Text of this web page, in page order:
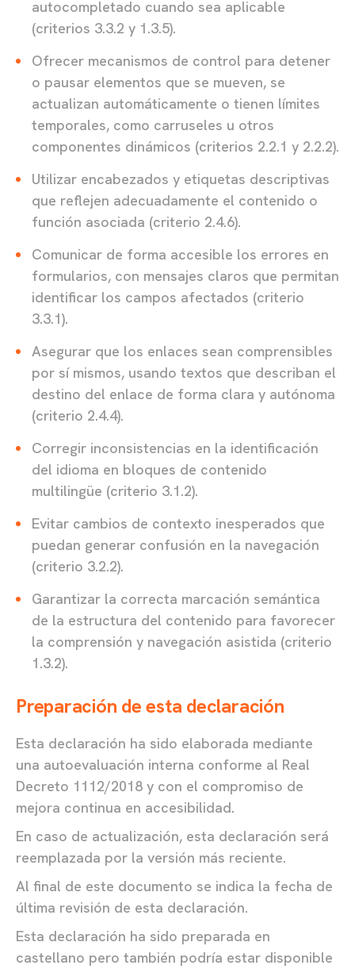
autocompletado cuando sea aplicable
(criterios 3.3.2 y 1.3.5).
Ofrecer mecanismos de control para detener
o pausar elementos que se mueven, se
actualizan automáticamente o tienen límites
temporales, como carruseles u otros
componentes dinámicos (criterios 2.2.1 y 2.2.2).
Utilizar encabezados y etiquetas descriptivas
que reflejen adecuadamente el contenido o
función asociada (criterio 2.4.6).
Comunicar de forma accesible los errores en
formularios, con mensajes claros que permitan
identificar los campos afectados (criterio
3.3.1).
Asegurar que los enlaces sean comprensibles
por sí mismos, usando textos que describan el
destino del enlace de forma clara y autónoma
(criterio 2.4.4).
Corregir inconsistencias en la identificación
del idioma en bloques de contenido
multilingüe (criterio 3.1.2).
Evitar cambios de contexto inesperados que
puedan generar confusión en la navegación
(criterio 3.2.2).
Garantizar la correcta marcación semántica
de la estructura del contenido para favorecer
la comprensión y navegación asistida (criterio
1.3.2).
Preparación de esta declaración
Esta declaración ha sido elaborada mediante
una autoevaluación interna conforme al Real
Decreto 1112/2018 y con el compromiso de
mejora continua en accesibilidad.
En caso de actualización, esta declaración será
reemplazada por la versión más reciente.
Al final de este documento se indica la fecha de
última revisión de esta declaración.
Esta declaración ha sido preparada en
castellano pero también podría estar disponible